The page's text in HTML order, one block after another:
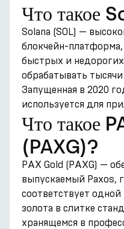
Что такое
Solana (SOL) —
блокчейн-платформа,
быстрых и
обрабатывать
Запущенная в 2020
используется для
Что такое
(PAXG)?
PAX Gold (PAXG) —
выпускаемый Paxos,
соответствует
золота в слитке
хранящемся в